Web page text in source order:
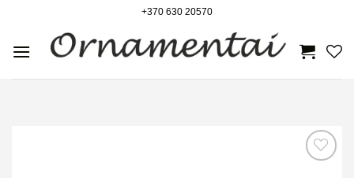
content
+370 630 20570